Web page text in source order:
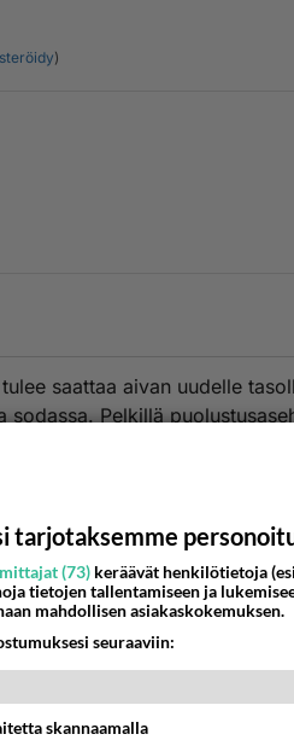
)
saattaa aivan uudelle
sodassa. Pelkillä
Suur-Suomi nyt sitten jenkkien
tarjotaksemme
(73) keräävät henkilötietoja
tietojen tallentamiseen ja
mahdollisen asiakaskokemuksen.
seuraaviin:
skannaamalla